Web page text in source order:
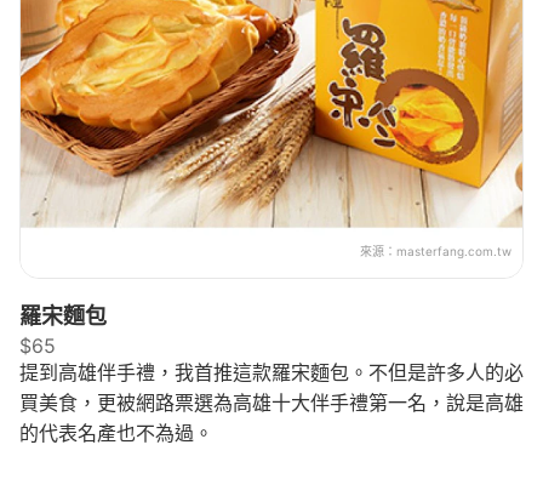
來源： masterfang.com.tw
羅宋麵包
$65
提到高雄伴手禮，我首推這款羅宋麵包。不但是許多人的必
買美食，更被網路票選為高雄十大伴手禮第一名，說是高雄
的代表名產也不為過。